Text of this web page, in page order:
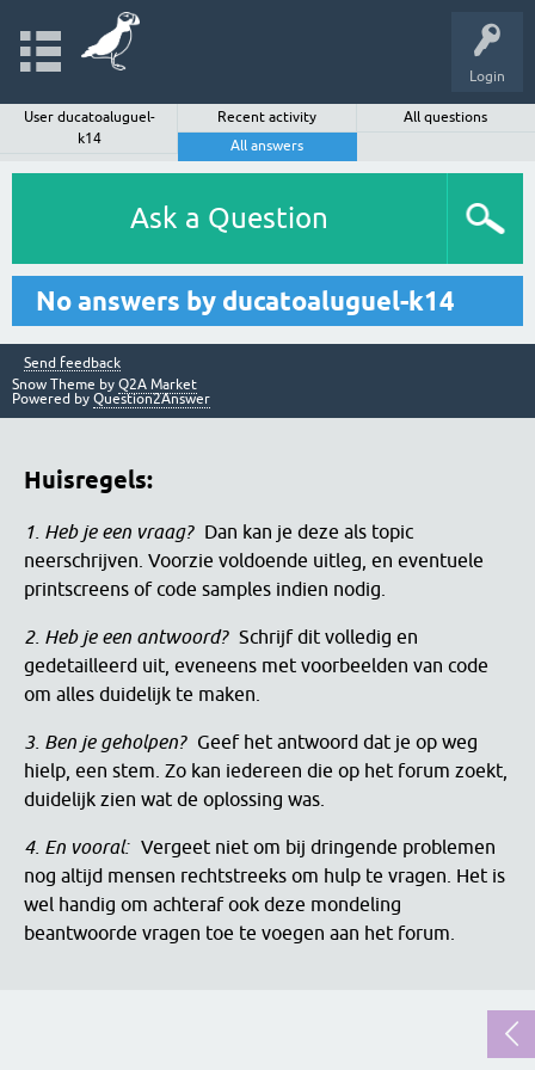
Login
User ducatoaluguel-
k14
Recent activity
All questions
All answers
Ask a Question
No answers by ducatoaluguel-k14
Send feedback
Snow Theme by Q2A Market
Powered by Question2Answer
Huisregels:
1. Heb je een vraag?
Dan kan je deze als topic
neerschrijven. Voorzie voldoende uitleg, en eventuele
printscreens of code samples indien nodig.
2. Heb je een antwoord? Schrijf dit volledig en
gedetailleerd uit, eveneens met voorbeelden van code
om alles duidelijk te maken.
3. Ben je geholpen?
Geef het antwoord dat je op weg
hielp, een stem. Zo kan iedereen die op het forum zoekt,
duidelijk zien wat de oplossing was.
4. En vooral: Vergeet niet om bij dringende problemen
nog altijd mensen rechtstreeks om hulp te vragen. Het is
wel handig om achteraf ook deze mondeling
beantwoorde vragen toe te voegen aan het forum.